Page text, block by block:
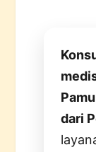
dari